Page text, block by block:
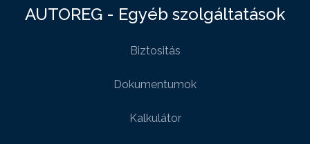
AUTOREG - Egyéb szolgáltatások
Biztositás
Dokumentumok
Kalkulátor